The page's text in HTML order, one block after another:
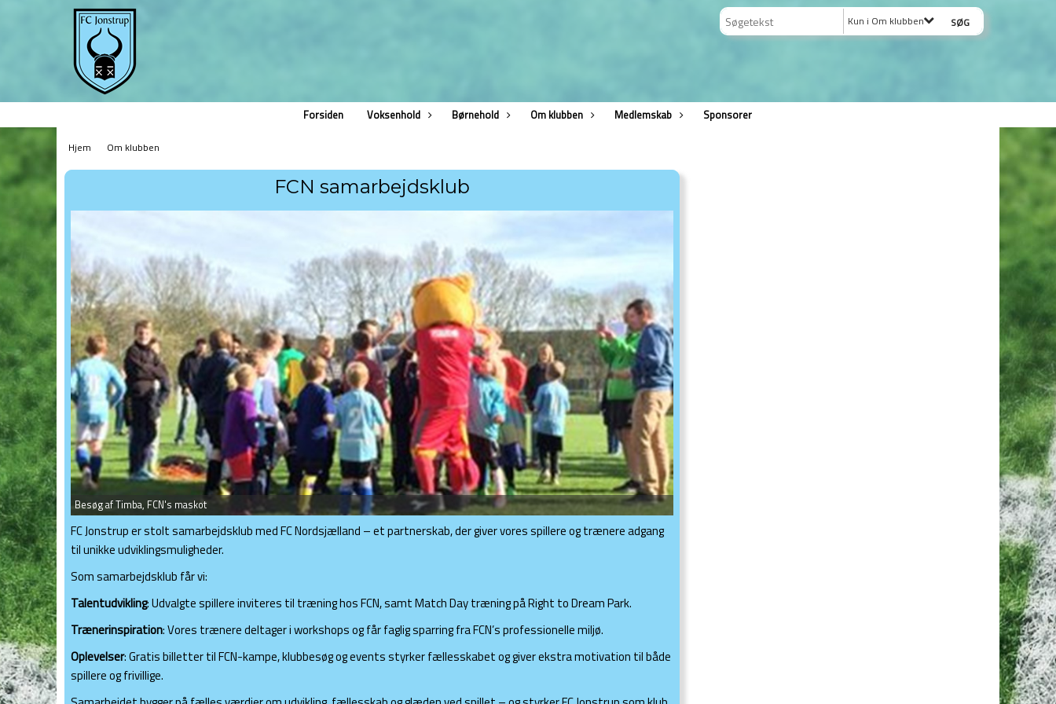
Kun i Om klubben
Forsiden Voksenhold Børnehold Om klubben Medlemskab Sponsorer
Hjem Om klubben
FCN samarbejdsklub
Besøg af Timba, FCN's maskot
FC Jonstrup er stolt samarbejdsklub med FC Nordsjælland – et partnerskab, der giver vores spillere og trænere adgang
til unikke udviklingsmuligheder.
Som samarbejdsklub får vi:
Talentudvikling: Udvalgte spillere inviteres til træning hos FCN, samt Match Day træning på Right to Dream Park.
Trænerinspiration: Vores trænere deltager i workshops og får faglig sparring fra FCN’s professionelle miljø.
Oplevelser: Gratis billetter til FCN-kampe, klubbesøg og events styrker fællesskabet og giver ekstra motivation til både
spillere og frivillige.